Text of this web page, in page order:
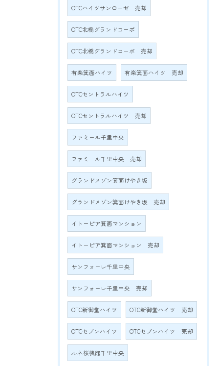
OTCハイツサンローゼ 売却
OTC北橋グランドコーポ
OTC北橋グランドコーポ 売却
有楽箕面ハイツ 有楽箕面ハイツ 売却
OTCセントラルハイツ
OTCセントラルハイツ 売却
ファミール千里中央
ファミール千里中央 売却
グランドメゾン箕面けやき坂
グランドメゾン箕面けやき坂 売却
イトーピア箕面マンション
イトーピア箕面マンション 売却
サンフォーレ千里中央
サンフォーレ千里中央 売却
OTC新御堂ハイツ OTC新御堂ハイツ 売却
OTCセブンハイツ OTCセブンハイツ 売却
ルネ桜楓館千里中央